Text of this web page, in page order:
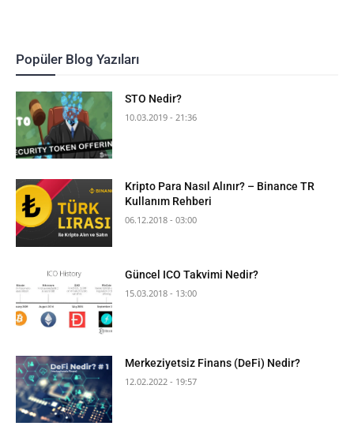
Popüler Blog Yazıları
STO Nedir?
10.03.2019 - 21:36
Kripto Para Nasıl Alınır? – Binance TR
Kullanım Rehberi
06.12.2018 - 03:00
Güncel ICO Takvimi Nedir?
15.03.2018 - 13:00
Merkeziyetsiz Finans (DeFi) Nedir?
12.02.2022 - 19:57